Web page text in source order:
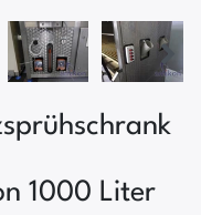
1000 Liter